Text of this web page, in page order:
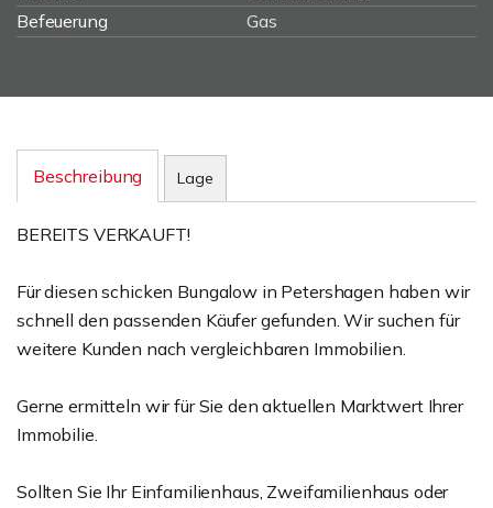
Befeuerung
Gas
Beschreibung Lage
BEREITS VERKAUFT!
Für diesen schicken Bungalow in Petershagen haben wir
schnell den passenden Käufer gefunden. Wir suchen für
weitere Kunden nach vergleichbaren Immobilien.
Gerne ermitteln wir für Sie den aktuellen Marktwert Ihrer
Immobilie.
Sollten Sie Ihr Einfamilienhaus, Zweifamilienhaus oder